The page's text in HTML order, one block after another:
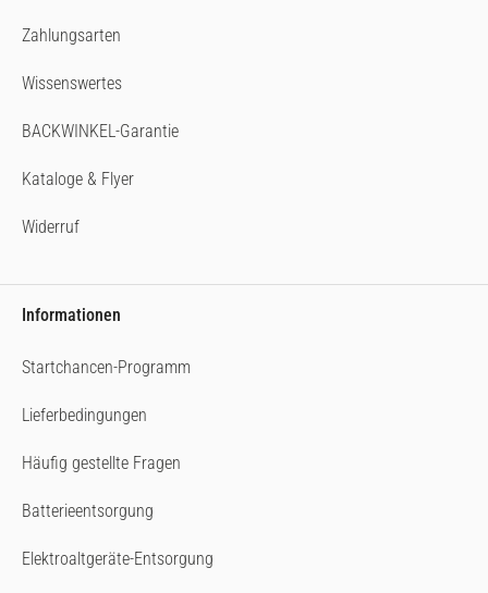
Zahlungsarten
Wissenswertes
BACKWINKEL-Garantie
Kataloge & Flyer
Widerruf
Informationen
Startchancen-Programm
Lieferbedingungen
Häufig gestellte Fragen
Batterieentsorgung
Elektroaltgeräte-Entsorgung